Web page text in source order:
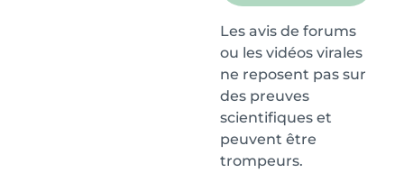
Les avis de forums
ou les vidéos virales
ne reposent pas sur
des preuves
scientifiques et
peuvent être
trompeurs.